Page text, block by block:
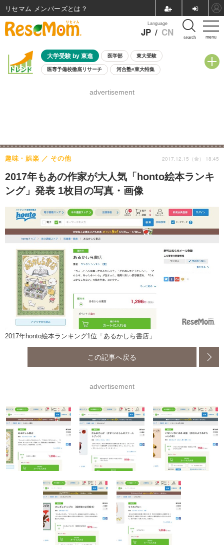
menu
Language
JP / CN search
大学受験 by 東進 医学部 東大受験
医専予備校徹底リサーチ 河合塾×東大特集
8月開催学校説明会・相談会
advertisement
2017年もあの作家が大人気「honto絵本ランキ
ング」発表 1枚目の写真・画像
趣味・娯楽 その他 2017.12.15（金） 18:45
2017年honto絵本ランキング1位「あるかしら書店」
この記事へ戻る
advertisement
リセマム メンバーズ